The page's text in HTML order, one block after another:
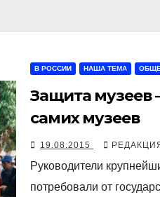
В РОССИИ НАША ТЕМА
Защита музеев
самих музеев
19.08.2015
Руководители
потребовали от